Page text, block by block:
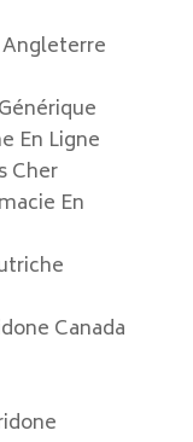
En Ligne
Cher
En
Canada